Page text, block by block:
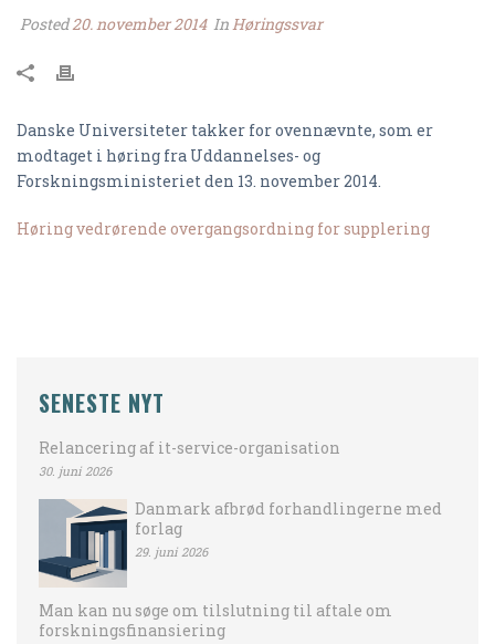
Posted20. november 2014 InHøringssvar
Danske Universiteter takker for ovennævnte, som er
modtaget i høring fra Uddannelses- og
Forskningsministeriet den 13. november 2014.
Høring vedrørende overgangsordning for supplering
SENESTE NYT
Relancering af it-service-organisation
30. juni 2026
Danmark afbrød forhandlingerne med
forlag
29. juni 2026
Man kan nu søge om tilslutning til aftale om
forskningsfinansiering